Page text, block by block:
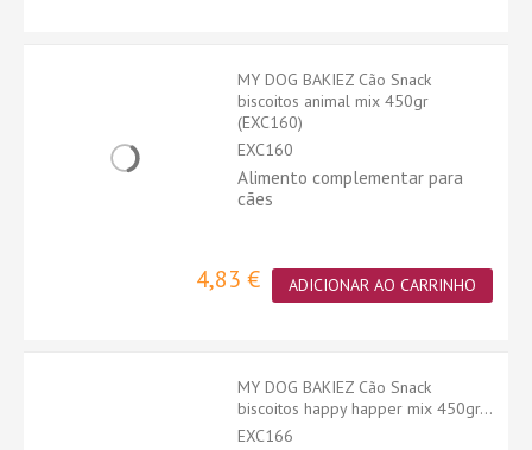
MY DOG BAKIEZ Cão Snack
biscoitos animal mix 450gr
(EXC160)
EXC160
Alimento complementar para
cães
4,83 € ADICIONAR AO CARRINHO
MY DOG BAKIEZ Cão Snack
biscoitos happy happer mix 450gr...
EXC166